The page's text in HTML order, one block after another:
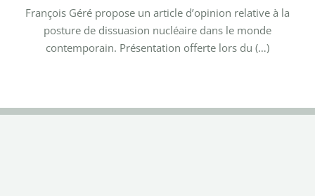
François Géré propose un article d’opinion relative à la
posture de dissuasion nucléaire dans le monde
contemporain. Présentation offerte lors du (…)